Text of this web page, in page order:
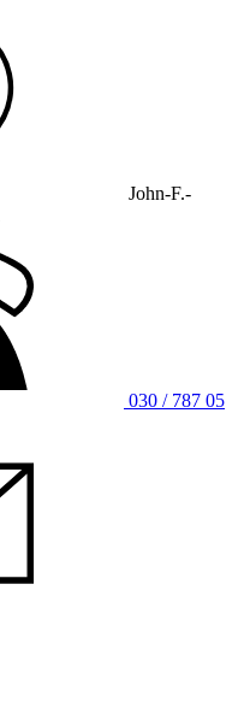
John-F.-
030 / 787 05